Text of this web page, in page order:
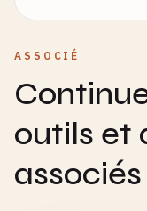
ASSOCIÉ
outils et
associés